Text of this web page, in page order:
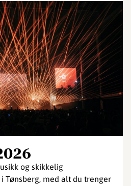
og skikkelig
Tønsberg, med alt du trenger